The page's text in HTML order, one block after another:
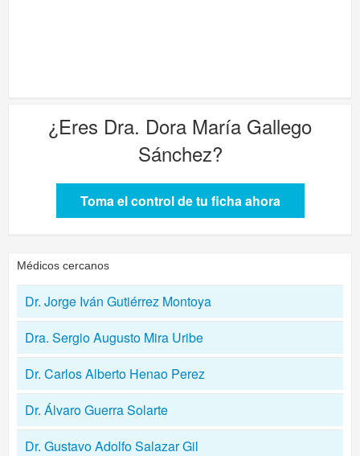
¿Eres Dra. Dora María Gallego
Sánchez?
Toma el control de tu ficha ahora
Médicos cercanos
Dr. Jorge Iván Gutiérrez Montoya
Dra. Sergio Augusto Mira Uribe
Dr. Carlos Alberto Henao Perez
Dr. Álvaro Guerra Solarte
Dr. Gustavo Adolfo Salazar Gil